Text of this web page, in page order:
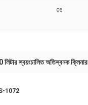
ce
লিটার স্বয়ংচালিত অতিস্বনক ক্লিনার
1072